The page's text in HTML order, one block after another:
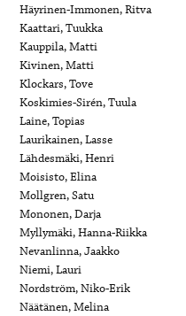
Häyrinen-Immonen, Ritva
Kaattari, Tuukka
Kauppila, Matti
Kivinen, Matti
Klockars, Tove
Koskimies-Sirén, Tuula
Laine, Topias
Laurikainen, Lasse
Lähdesmäki, Henri
Moisisto, Elina
Mollgren, Satu
Mononen, Darja
Myllymäki, Hanna-Riikka
Nevanlinna, Jaakko
Niemi, Lauri
Nordström, Niko-Erik
Näätänen, Melina